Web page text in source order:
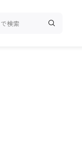
スーパー 料理レシピ